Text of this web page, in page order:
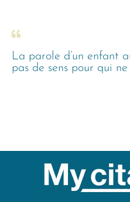
La parole d’un enfant
pas de sens pour qui